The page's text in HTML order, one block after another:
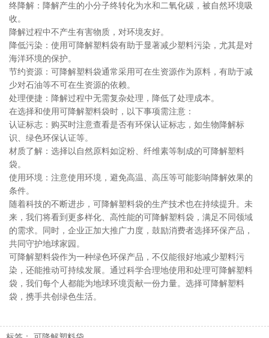
终降解：降解产生的小分子终转化为水和二氧化碳，被自然环境吸
收。
降解过程中不产生有害物质，对环境友好。
降低污染：使用可降解塑料袋有助于显著减少塑料污染，尤其是对
海洋环境的保护。
节约资源：可降解塑料袋通常采用可在生资源作为原料，有助于减
少对石油等不可在生资源的依赖。
处理便捷：降解过程中无需复杂处理，降低了处理成本。
在选择和使用可降解塑料袋时，以下事项需注意：
认证标志：购买时注意查看是否有环保认证标志，如生物降解标
识、绿色环保认证等。
材质了解：选择以自然原料如淀粉、纤维素等制成的可降解塑料
袋。
使用环境：注意使用环境，避免高温、高压等可能影响降解效果的
条件。
随着科技的不断进步，可降解塑料袋的生产技术也在持续提升。未
来，我们将看到更多样化、高性能的可降解塑料袋，满足不同领域
的需求。同时，企业正加大推广力度，鼓励消费者选择环保产品，
共同守护地球家园。
可降解塑料袋作为一种绿色环保产品，不仅能很好地减少塑料污
染，还能推动可持续发展。通过科学合理地使用和处理可降解塑料
袋，我们每个人都能为地球环境贡献一份力量。选择可降解塑料
袋，携手共创绿色生活。